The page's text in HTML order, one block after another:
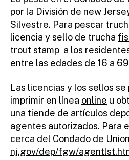
por la División de new
Silvestre. Para pescar
licencia y sello de trucha
trout stamp a los
entre las edades de 16 a
Las licencias y los sellos
imprimir en línea online u
una tiende de artículos
agentes autorizados. Para
cerca del Condado de
nj.gov/dep/fgw/